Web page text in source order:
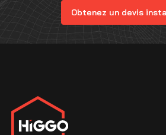
Obtenez un devis